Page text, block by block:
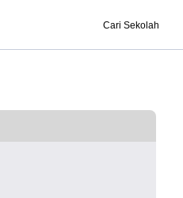
Cari Sekolah